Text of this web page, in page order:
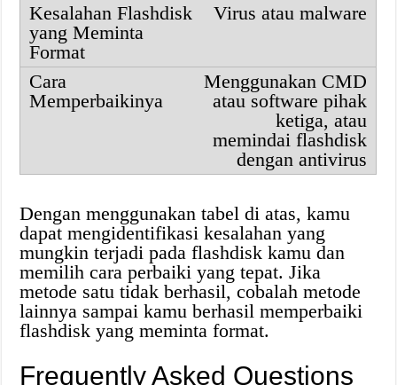
Virus atau malware
Menggunakan CMD
atau software pihak
ketiga, atau
memindai flashdisk
dengan antivirus
Dengan menggunakan tabel di atas, kamu
dapat mengidentifikasi kesalahan yang
mungkin terjadi pada flashdisk kamu dan
memilih cara perbaiki yang tepat. Jika
metode satu tidak berhasil, cobalah metode
lainnya sampai kamu berhasil memperbaiki
flashdisk yang meminta format.
Frequently Asked Questions